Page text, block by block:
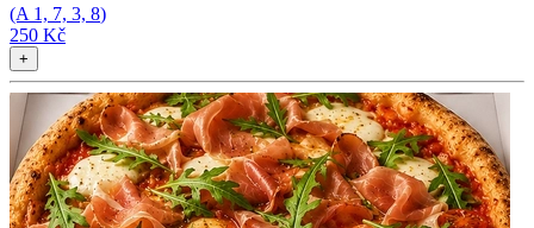
(A 1, 7, 3, 8)
250 Kč
+